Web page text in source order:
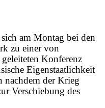
am Montag bei den
zu einer von
Konferenz
Eigenstaatlichkeit
nachdem der Krieg
Verschiebung des